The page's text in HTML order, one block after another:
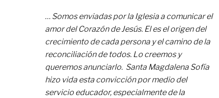
… Somos enviadas por la Iglesia a comunicar el
amor del Corazón de Jesús. El es el origen del
crecimiento de cada persona y el camino de la
reconciliación de todos. Lo creemos y
queremos anunciarlo. Santa Magdalena Sofía
hizo vida esta convicción por medio del
servicio educador, especialmente de la